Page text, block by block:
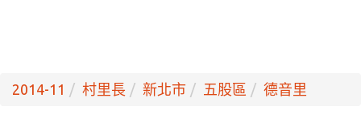
2014-11 村里長 新北市 五股區 德音里